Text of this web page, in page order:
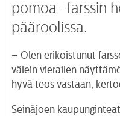
pomoa -farssin
pääroolissa.
– Olen erikoistunut
välein vierailen
hyvä teos vastaan,
Seinäjoen